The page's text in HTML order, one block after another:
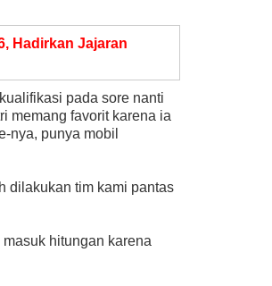
Hadirkan Jajaran
pada sore nanti
memang favorit karena ia
nya, punya mobil
dilakukan tim kami pantas
hitungan karena